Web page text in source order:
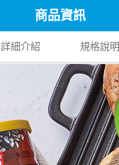
商品資訊
詳細介紹 規格說明